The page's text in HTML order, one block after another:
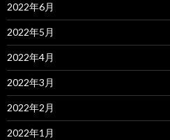
2022年6月
2022年5月
2022年4月
2022年3月
2022年2月
2022年1月